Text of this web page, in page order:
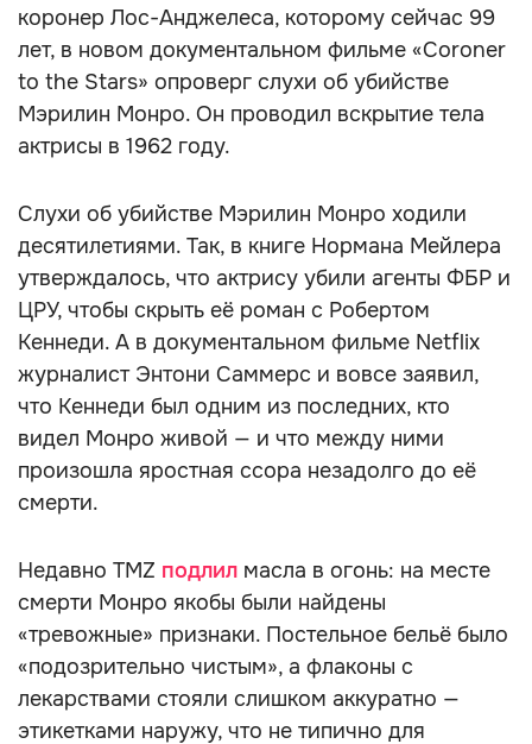
коронер Лос-Анджелеса, которому сейчас 99
лет, в новом документальном фильме «Coroner
to the Stars» опроверг слухи об убийстве
Мэрилин Монро. Он проводил вскрытие тела
актрисы в 1962 году.
Слухи об убийстве Мэрилин Монро ходили
десятилетиями. Так, в книге Нормана Мейлера
утверждалось, что актрису убили агенты ФБР и
ЦРУ, чтобы скрыть её роман с Робертом
Кеннеди. А в документальном фильме Netflix
журналист Энтони Саммерс и вовсе заявил,
что Кеннеди был одним из последних, кто
видел Монро живой — и что между ними
произошла яростная ссора незадолго до её
смерти.
Недавно TMZ подлил масла в огонь: на месте
смерти Монро якобы были найдены
«тревожные» признаки. Постельное бельё было
«подозрительно чистым», а флаконы с
лекарствами стояли слишком аккуратно —
этикетками наружу, что не типично для